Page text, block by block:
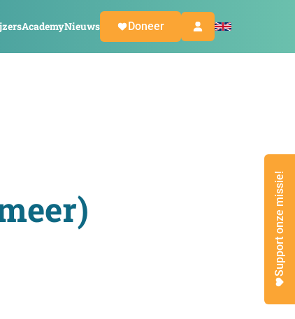
AcademyNieuws Doneer
Support onze missie!